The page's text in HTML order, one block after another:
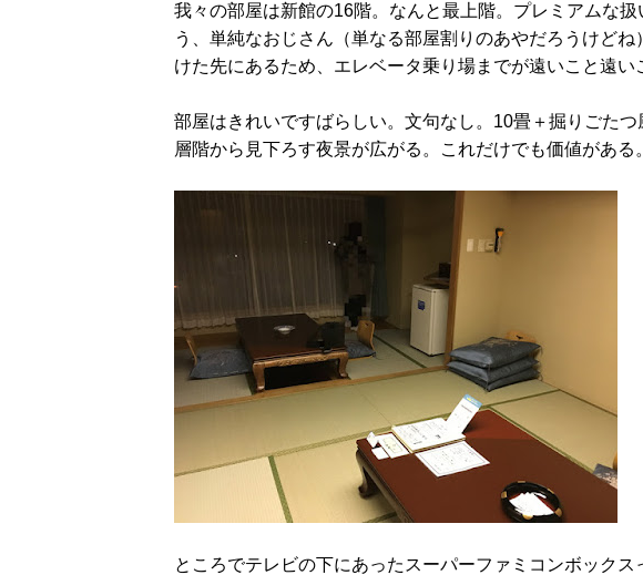
我々の部屋は新館の16階。なんと最上階。プレミアムな
う、単純なおじさん（単なる部屋割りのあやだろうけど
けた先にあるため、エレベータ乗り場までが遠いこと遠い
部屋はきれいですばらしい。文句なし。10畳＋掘りごた
層階から見下ろす夜景が広がる。これだけでも価値がある。
ところでテレビの下にあったスーパーファミコンボックス